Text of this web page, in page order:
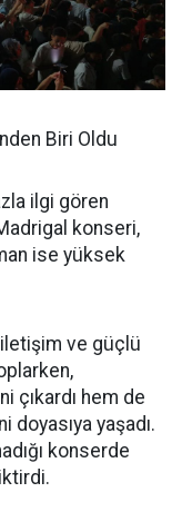
Biri Oldu
ilgi gören
konseri,
ise yüksek
ve güçlü
çıkardı hem de
yaşadı.
konserde